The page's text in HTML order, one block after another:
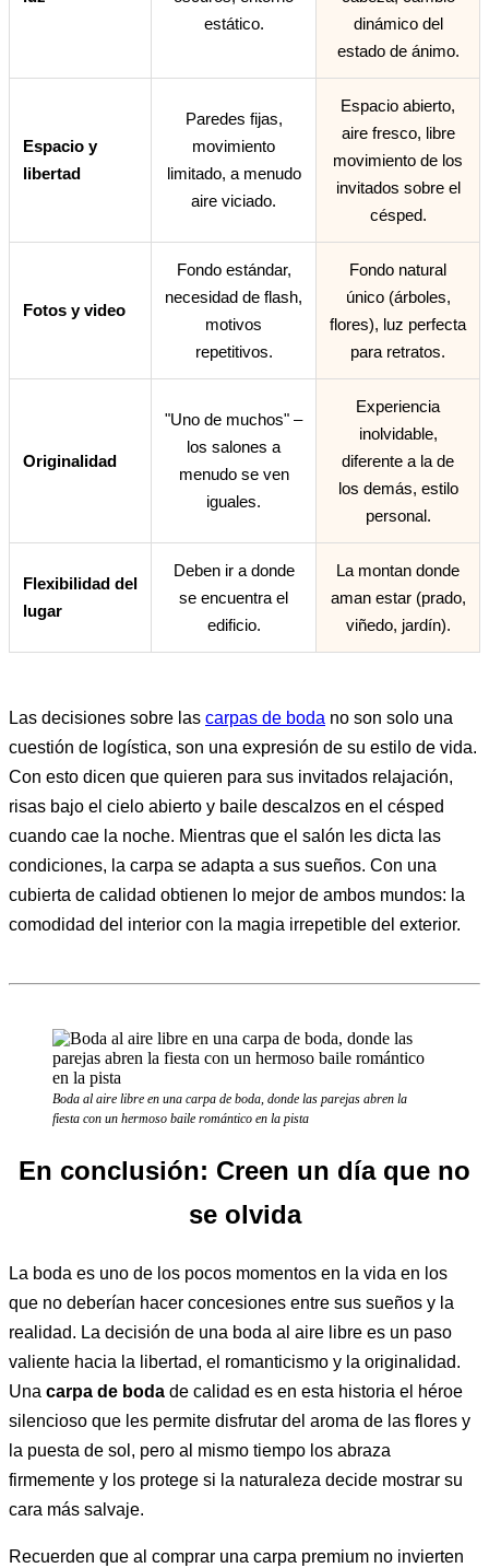
estático.
dinámico del
estado de ánimo.
Espacio y
libertad
Paredes fijas,
movimiento
limitado, a menudo
aire viciado.
Espacio abierto,
aire fresco, libre
movimiento de los
invitados sobre el
césped.
Fotos y video
Fondo estándar,
necesidad de flash,
motivos
repetitivos.
Fondo natural
único (árboles,
flores), luz perfecta
para retratos.
Originalidad
"Uno de muchos" –
los salones a
menudo se ven
iguales.
Experiencia
inolvidable,
diferente a la de
los demás, estilo
personal.
Flexibilidad del
lugar
Deben ir a donde
se encuentra el
edificio.
La montan donde
aman estar (prado,
viñedo, jardín).
Las decisiones sobre las carpas de boda no son solo una
cuestión de logística, son una expresión de su estilo de vida.
Con esto dicen que quieren para sus invitados relajación,
risas bajo el cielo abierto y baile descalzos en el césped
cuando cae la noche. Mientras que el salón les dicta las
condiciones, la carpa se adapta a sus sueños. Con una
cubierta de calidad obtienen lo mejor de ambos mundos: la
comodidad del interior con la magia irrepetible del exterior.
Boda al aire libre en una carpa de boda, donde las parejas abren la
fiesta con un hermoso baile romántico en la pista
En conclusión: Creen un día que no
se olvida
La boda es uno de los pocos momentos en la vida en los
que no deberían hacer concesiones entre sus sueños y la
realidad. La decisión de una boda al aire libre es un paso
valiente hacia la libertad, el romanticismo y la originalidad.
Una carpa de boda de calidad es en esta historia el héroe
silencioso que les permite disfrutar del aroma de las flores y
la puesta de sol, pero al mismo tiempo los abraza
firmemente y los protege si la naturaleza decide mostrar su
cara más salvaje.
Recuerden que al comprar una carpa premium no invierten